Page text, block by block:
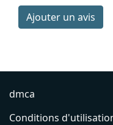
Ajouter un avis
dmca
Conditions